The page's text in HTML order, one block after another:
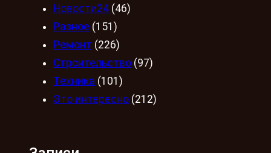
Новости24 (46)
Разное (151)
Ремонт (226)
Строительство (97)
Техника (101)
Это интересно (212)